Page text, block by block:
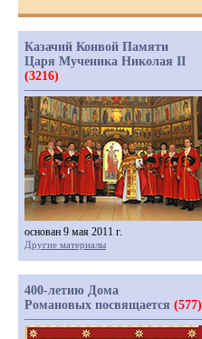
Казачий Конвой Памяти
Царя Мученика Николая II
(3216)
основан 9 мая 2011 г.
Другие материалы
400-летию Дома
Романовых посвящается (577)